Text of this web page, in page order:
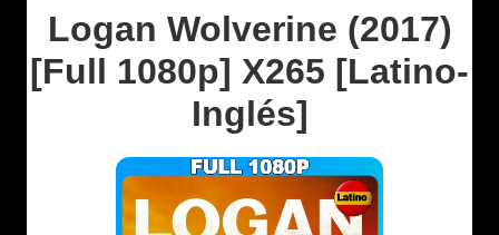
Logan Wolverine (2017)
[Full 1080p] X265 [Latino-
Inglés]